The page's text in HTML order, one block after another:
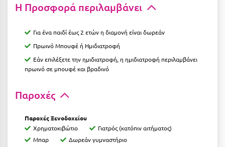
Ίος
Ιωάννινα
Καλάβρυτα
Καλαμάτα
Κάλαμος
Η Προσφορά περιλαμβάνει
Για ένα παιδί έως 2 ετών η διαμονή είναι δωρεάν
Πρωινό Μπουφέ ή Ημιδιατροφή
Εάν επιλέξετε την ημιδιατροφή, η ημιδιατροφή περιλαμβάνει
πρωινό σε μπουφέ και βραδινό
Παροχές
Παροχές Ξενοδοχείου
Χρηματοκιβώτιο
Γιατρός (κατόπιν αιτήματος)
Μπαρ
Δωρεάν γυμναστήριο